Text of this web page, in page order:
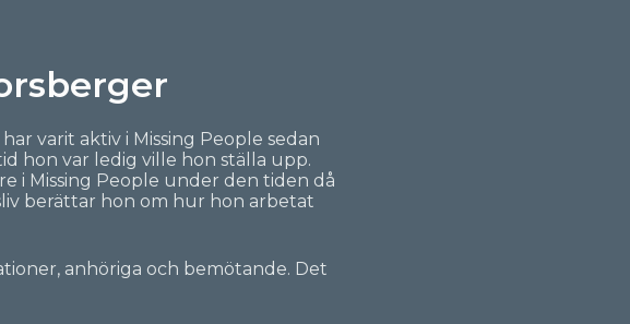
varit aktiv i Missing People sedan
hon var ledig ville hon ställa upp.
i Missing People under den tiden då
berättar hon om hur hon arbetat
anhöriga och bemötande. Det